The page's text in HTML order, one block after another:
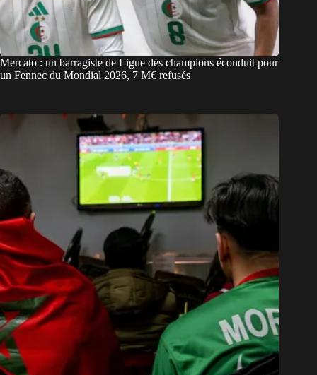
Mercato : un barragiste de Ligue des champions éconduit pour
un Fennec du Mondial 2026, 7 M€ refusés